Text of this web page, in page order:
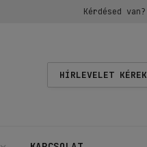
Kérdésed van?
HÍRLEVELET KÉREK